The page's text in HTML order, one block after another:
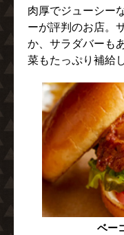
肉厚でジューシー
ーが評判のお店。
か、サラダバーも
菜もたっぷり補給
ベー